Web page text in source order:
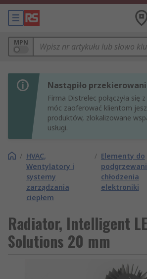
MPN
Nastąpiło
Firma Distrelec połączyła się
móc zaoferować klientom
produktów, zlokalizowane
usługi.
/ HVAC,
Wentylatory i
systemy
zarządzania
ciepłem
/ Elementy do
chłodzenia
elektroniki
Radiator, Intelligent
Solutions 20 mm